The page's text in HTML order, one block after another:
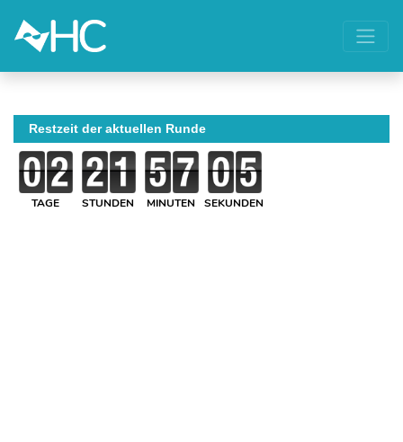
Restzeit der aktuellen Runde
TAGE STUNDEN MINUTEN SEKUNDEN